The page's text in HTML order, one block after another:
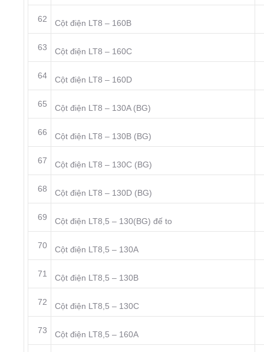
62 Cột điện LT8 – 160B
63 Cột điện LT8 – 160C
64 Cột điện LT8 – 160D
65 Cột điện LT8 – 130A (BG)
66 Cột điện LT8 – 130B (BG)
67 Cột điện LT8 – 130C (BG)
68 Cột điện LT8 – 130D (BG)
69 Cột điện LT8,5 – 130(BG) đế to
70 Cột điện LT8,5 – 130A
71 Cột điện LT8,5 – 130B
72 Cột điện LT8,5 – 130C
73 Cột điện LT8,5 – 160A